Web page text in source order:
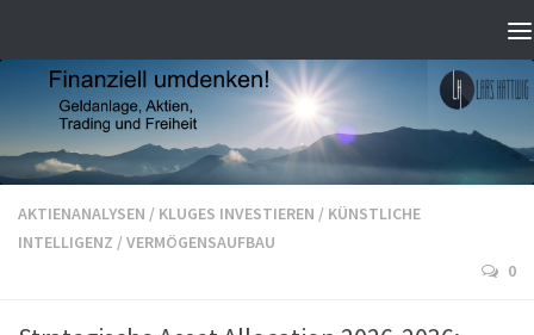
AKTIENANALYSEN / KLUGES INVESTIEREN / KÜNSTLICHE
INTELLIGENZ /VERMÖGENSAUFBAU
0